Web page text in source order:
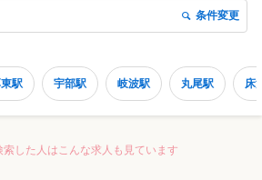
条件変更
駅 宇部駅 岐波駅 丸尾駅 床
索した人はこんな求人も見ています